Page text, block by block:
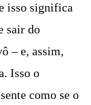
isso significa
sair do
– e, assim,
Isso o
como se o